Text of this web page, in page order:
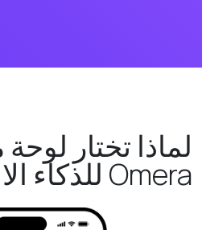
لماذا تختار لوحة
Omera للذكاء الاصطناعي؟